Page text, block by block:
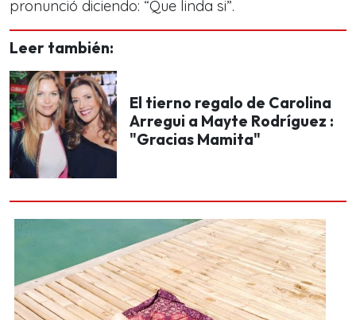
pronunció diciendo: “Que linda si”.
Leer también:
El tierno regalo de Carolina
Arregui a Mayte Rodríguez :
"Gracias Mamita"